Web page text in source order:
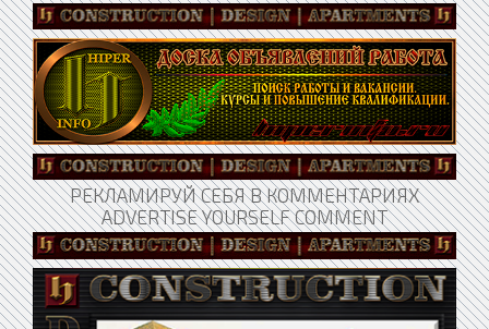
РЕКЛАМИРУЙ СЕБЯ В КОММЕНТАРИЯХ
ADVERTISE YOURSELF COMMENT